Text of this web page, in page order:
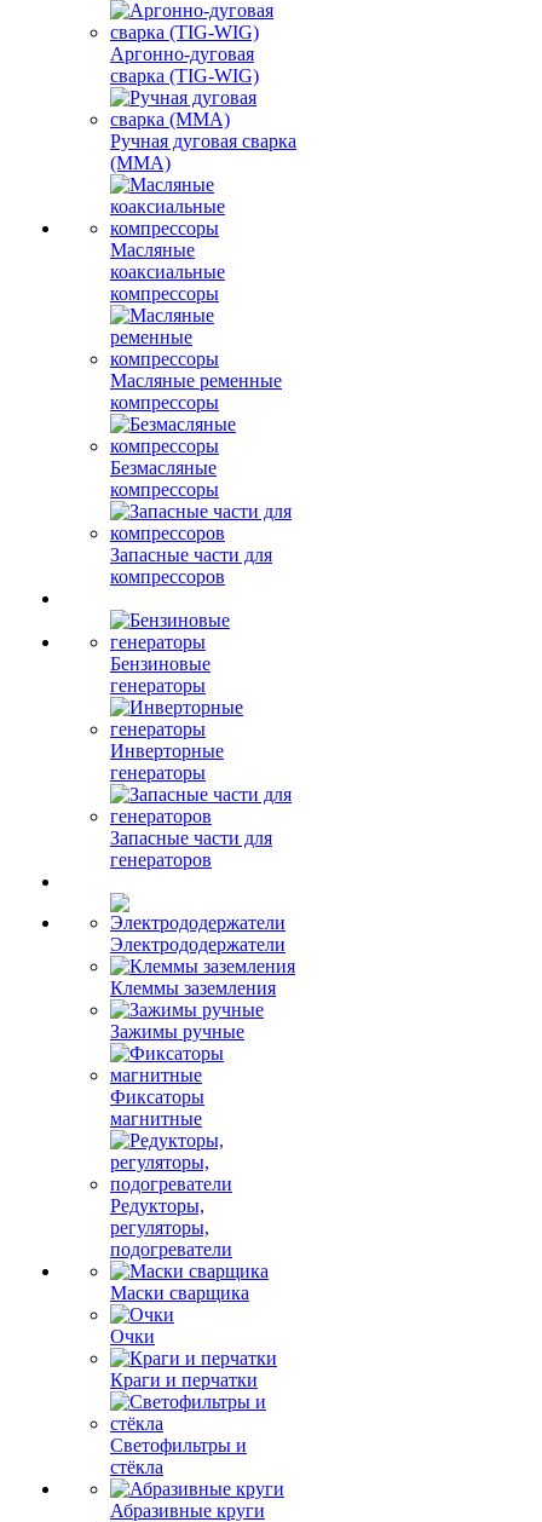
Аргонно-дуговая
сварка (TIG-WIG)
Ручная дуговая сварка
(MMA)
Масляные
коаксиальные
компрессоры
Масляные ременные
компрессоры
Безмасляные
компрессоры
Запасные части для
компрессоров
Бензиновые
генераторы
Инверторные
генераторы
Запасные части для
генераторов
Электрододержатели
Клеммы заземления
Зажимы ручные
Фиксаторы
магнитные
Редукторы,
регуляторы,
подогреватели
Маски сварщика
Очки
Краги и перчатки
Светофильтры и
стёкла
Абразивные круги